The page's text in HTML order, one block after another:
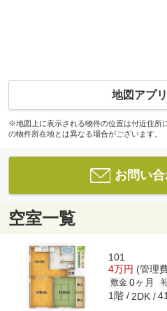
地図アプ
※地図上に表示される物件の位置は付近住所
の物件所在地とは異なる場合がございます。
お問い
空室一覧
101
4万円 (管理
敷金 0ヶ月
1階 2DK